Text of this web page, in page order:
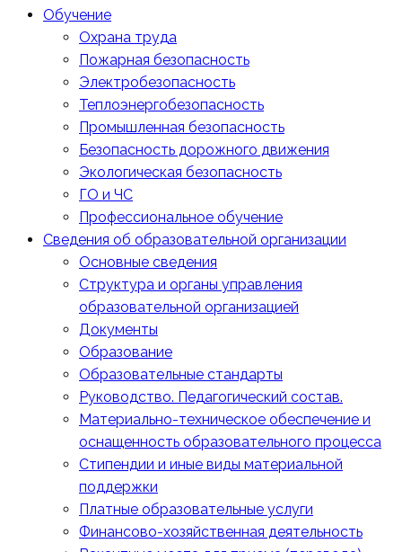
Обучение
Охрана труда
Пожарная безопасность
Электробезопасность
Теплоэнергобезопасность
Промышленная безопасность
Безопасность дорожного движения
Экологическая безопасность
ГО и ЧС
Профессиональное обучение
Сведения об образовательной организации
Основные сведения
Структура и органы управления
образовательной организацией
Документы
Образование
Образовательные стандарты
Руководство. Педагогический состав.
Материально-техническое обеспечение и
оснащенность образовательного процесса
Стипендии и иные виды материальной
поддержки
Платные образовательные услуги
Финансово-хозяйственная деятельность